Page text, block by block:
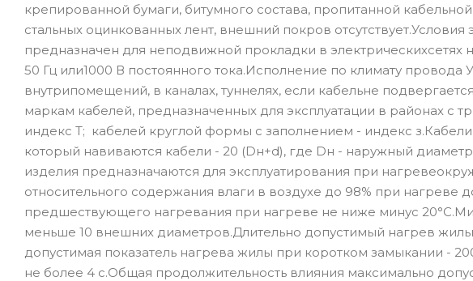
крепированной бумаги, битумного состава, пропитанной
стальных оцинкованных лент, внешний покров отсутствует.Условия
предназначен для неподвижной прокладки в
50 Гц или1000 В постоянного тока.Исполнение по климату провода
внутрипомещений, в каналах, туннелях, если кабельне
маркам кабелей, предназначенных для эксплуатации в районах с
индекс Т; кабелей круглой формы с заполнением - индекс
который навиваются кабели - 20 (Dн+d), где Dн - наружный
изделия предназначаются для эксплуатирования при
относительного содержания влаги в воздухе до 98% при нагреве
предшествующего нагревания при нагреве не ниже минус
меньше 10 внешних диаметров.Длительно допустимый нагрев
допустимая показатель нагрева жилы при коротком замыкании -
не более 4 с.Общая продолжительность влияния максимально